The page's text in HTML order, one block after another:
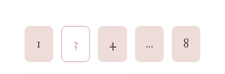
1 3 4 ... 8